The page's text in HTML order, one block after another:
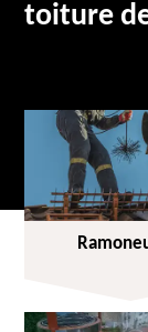
toiture